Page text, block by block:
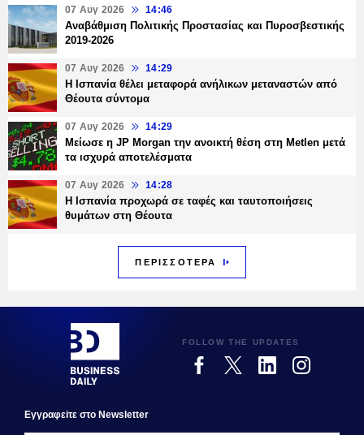
07 Αυγ 2026 14:46
Αναβάθμιση Πολιτικής Προστασίας και Πυροσβεστικής
2019-2026
07 Αυγ 2026 14:29
Η Ισπανία θέλει μεταφορά ανήλικων μεταναστών από
Θέουτα σύντομα
07 Αυγ 2026 14:29
Μείωσε η JP Morgan την ανοικτή θέση στη Metlen μετά
τα ισχυρά αποτελέσματα
07 Αυγ 2026 14:28
Η Ισπανία προχωρά σε ταφές και ταυτοποιήσεις
θυμάτων στη Θέουτα
ΠΕΡΙΣΣΟΤΕΡΑ
FOLLOW THE UPDATES
Εγγραφεiτε στο Newsletter